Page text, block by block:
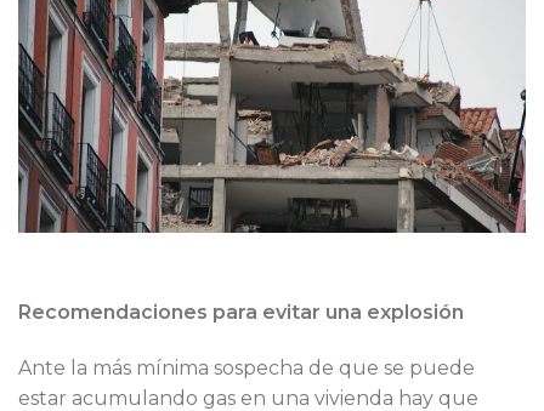
Recomendaciones para evitar una explosión
Ante la más mínima sospecha de que se puede
estar acumulando gas en una vivienda hay que